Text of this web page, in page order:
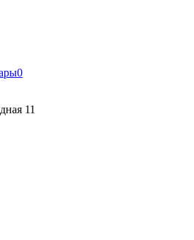
0
11